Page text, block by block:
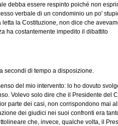
debba essere respinto poiché non
verbale di un condominio un po'
la Costituzione, non dice che
ha costantemente impedito il dibattito
secondi di tempo a disposizione.
del mio intervento: lo ho dovuto
Volevo solo dire che il Presidente del
parte dei casi, non corrispondono mai
dei giudici nei suoi confronti era
che, invece, qualche volta, il